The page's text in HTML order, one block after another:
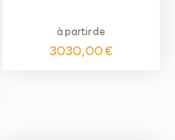
à partir de
3030,00€